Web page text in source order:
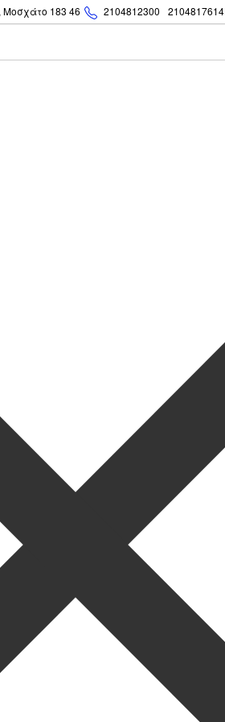
Μοσχάτο 183 46 2104812300 2104817614